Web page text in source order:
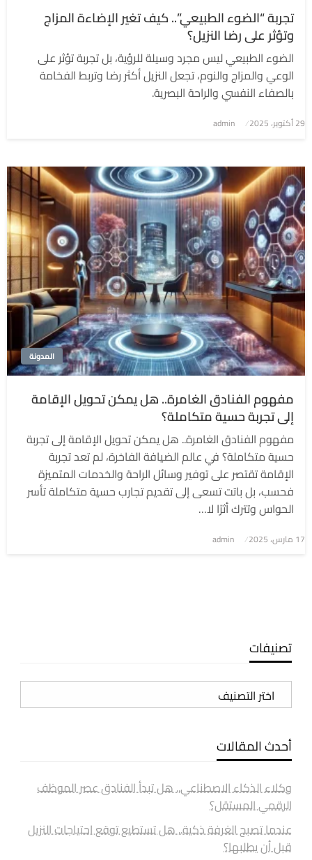
تجربة “الضوء الطبيعي”.. كيف تغير الإضاءة المزاج
وتؤثر على رضا النزيل؟
الضوء الطبيعي ليس مجرد وسيلة للرؤية، بل تجربة تؤثر على
الوعي والمزاج والنوم، تجعل النزيل أكثر رضا وتربط الفخامة
بالصفاء النفسي والراحة البصرية.
نُشر
29 أكتوبر، 2025 admin
المدونة
مفهوم الفنادق الغامرة.. هل يمكن تحويل الإقامة
إلى تجربة حسية متكاملة؟
مفهوم الفنادق الغامرة.. هل يمكن تحويل الإقامة إلى تجربة
حسية متكاملة؟ في عالم الضيافة الفاخرة، لم تعد تجربة
الإقامة تقتصر على توفير وسائل الراحة والخدمات المتميزة
فحسب، بل باتت تسعى إلى تقديم تجارب حسية متكاملة تأسر
الحواس وتترك أثرًا لا…
نُشر
17 مارس، 2025 admin
تصنيفات
تصنيفات
أحدث المقالات
وكلاء الذكاء الاصطناعي.. هل تبدأ الفنادق عصر الموظف
الرقمي المستقل؟
عندما تصبح الغرفة ذكية.. هل تستطيع توقع احتياجات النزيل
قبل أن يطلبها؟